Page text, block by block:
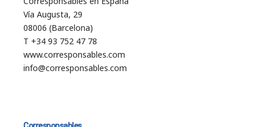
Vía Augusta, 29
08006 (Barcelona)
T +34 93 752 47 78
www.corresponsables.com
info@corresponsables.com